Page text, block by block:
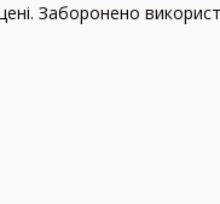
Заборонено